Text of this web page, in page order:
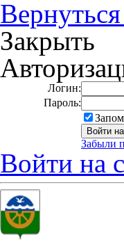
Закрыть
Логин:
Пароль:
Забыли
Войти на